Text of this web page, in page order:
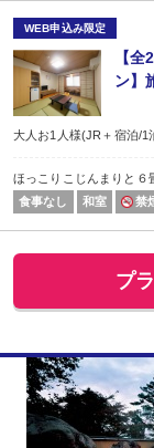
WEB申込み限定
【
ン】
大人お1人様(JR＋宿泊/1
ほっこりこじんまりと６
食事なし
和室 禁
プ